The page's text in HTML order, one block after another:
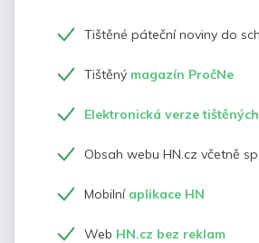
Tištěné páteční noviny do
Tištěný magazín PročNe
Elektronická verze
Obsah webu HN.cz včetně
Mobilní aplikace HN
Web HN.cz bez reklam